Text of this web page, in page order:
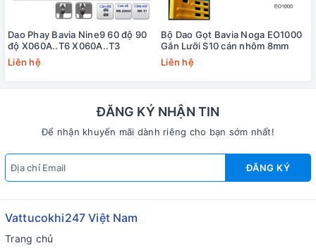
Dao Phay Bavia Nine9 60 độ 90
độ X060A..T6 X060A..T3
Liên hệ
Bộ Dao Gọt Bavia Noga EO1000
Gắn Lưỡi S10 cán nhôm 8mm
Liên hệ
ĐĂNG KÝ NHẬN TIN
Để nhận khuyến mãi dành riêng cho bạn sớm nhất!
ĐĂNG KÝ
Vattucokhi247 Việt Nam
Trang chủ